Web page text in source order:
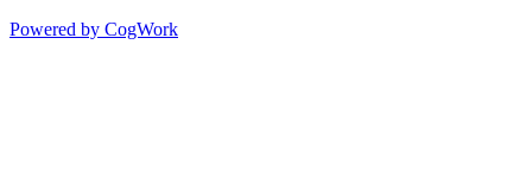
Powered by CogWork